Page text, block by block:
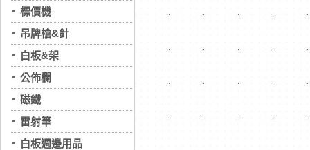
標價機
吊牌槍&針
白板&架
公佈欄
磁鐵
雷射筆
白板週邊用品